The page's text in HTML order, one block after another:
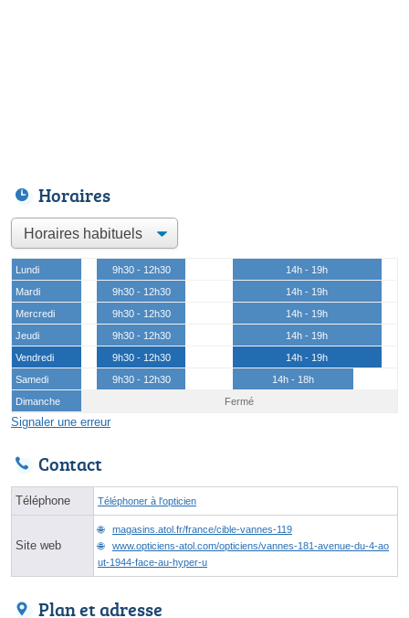
Horaires
Lundi 9h30 - 12h30
14h - 19h
Mardi
9h30 - 12h30
14h - 19h
Mercredi
9h30 - 12h30
14h - 19h
Jeudi
9h30 - 12h30
14h - 19h
Vendredi
9h30 - 12h30
14h - 19h
Samedi
9h30 - 12h30
14h - 18h
Dimanche
Fermé
Signaler une erreur
Contact
Téléphone Téléphoner à l'opticien
Site web
magasins.atol.fr/france/cible-vannes-119
www.opticiens-atol.com/opticiens/vannes-181-avenue-du-4-ao
ut-1944-face-au-hyper-u
Plan et adresse